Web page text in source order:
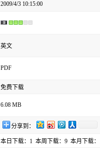
2009/4/3 10:15:00
英文
PDF
免费下载
6.08 MB
分享到：
本日下载：1 本周下载：9 本月下载